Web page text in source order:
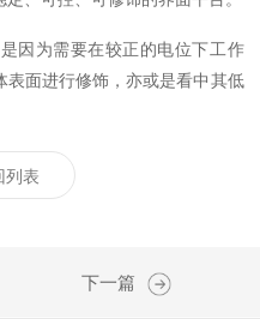
因为需要在较正的电位下工作
表面进行修饰，亦或是看中其低
列表
下一篇